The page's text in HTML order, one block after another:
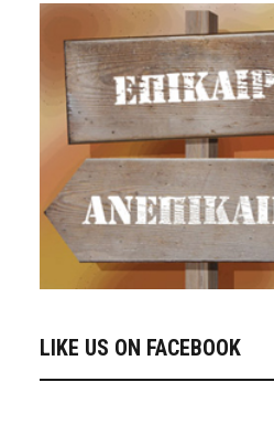
LIKE US ON FACEBOOK